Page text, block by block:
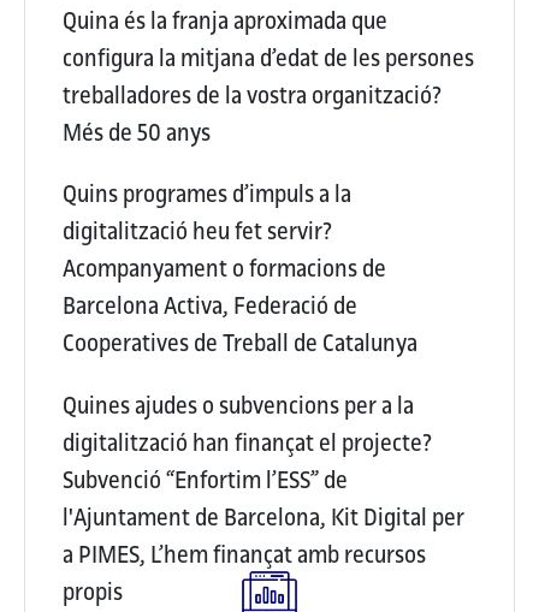
Quina és la franja aproximada que
configura la mitjana d’edat de les persones
treballadores de la vostra organització?
Més de 50 anys
Quins programes d’impuls a la
digitalització heu fet servir?
Acompanyament o formacions de
Barcelona Activa, Federació de
Cooperatives de Treball de Catalunya
Quines ajudes o subvencions per a la
digitalització han finançat el projecte?
Subvenció “Enfortim l’ESS” de
l'Ajuntament de Barcelona, Kit Digital per
a PIMES, L’hem finançat amb recursos
propis